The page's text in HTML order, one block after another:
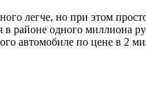
легче, но при этом
в районе одного
автомобиле по цене в 2